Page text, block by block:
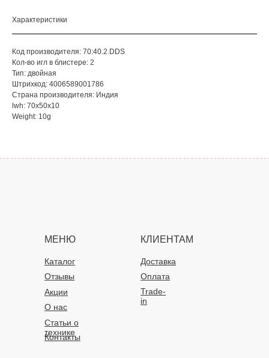
Характеристики
Код производителя: 70:40.2.DDS
Кол-во игл в блистере: 2
Тип: двойная
Штрихкод: 4006589001786
Страна производителя: Индия
lwh: 70x50x10
Weight: 10g
МЕНЮ КЛИЕНТАМ
Каталог
О нас
Доставка
Статьи о
технике
Оплата
Отзывы
Акции
Контакты
Trade-
in